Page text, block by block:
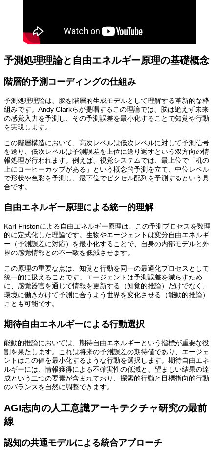
予測処理理論と自由エネルギー原理の基礎概念
階層的予測コーディングの仕組み
予測処理理論は、脳を階層的生成モデルとして理解する革新的な枠
組みです。Andy Clarkらが提唱するこの理論では、脳は絶えず未来
の感覚入力を予測し、その予測誤差を最小化することで知覚や行動
を実現します。
この階層構造において、高次レベルは低次レベルに対して予測信号
を送り、低次レベルは予測誤差を上位に送り返すという双方向の情
報処理が行われます。例えば、視覚システムでは、最上位で「机の
上にコーヒーカップがある」という概念的予測を立て、中位レベル
で形状や色彩を予測し、最下位でピクセル配列を予測するという具
合です。
自由エネルギー原理による統一的理解
Karl Fristonによる自由エネルギー原理は、この予測プロセスを数理
的に定式化した理論です。生物やエージェントは変分自由エネルギ
ー（予測誤差に対応）を最小化することで、自身の内部モデルと外
界の感覚情報との不一致を低減させます。
この原理の重要な点は、知覚と行動を同一の最適化プロセスとして
統一的に扱えることです。エージェントは予測誤差を減らすため
に、感覚器官を通じて情報を更新する（知覚的推論）だけでなく、
環境に働きかけて予測に合うよう世界を変化させる（能動的推論）
ことも可能です。
期待自由エネルギーによる行動選択
能動的推論においては、期待自由エネルギーという指標が重要な役
割を果たします。これは将来の予測誤差の期待値であり、エージェ
ントはこの値を最小化するような行動を選択します。期待自由エネ
ルギーには、情報獲得による不確実性の低減と、望ましい結果の達
成という二つの要素が含まれており、探索的行動と目標指向的行動
のバランスを自然に調整できます。
AGI志向の人工意識アーキテクチャ研究の最前
線
認知の共通モデルによる統合アプローチ